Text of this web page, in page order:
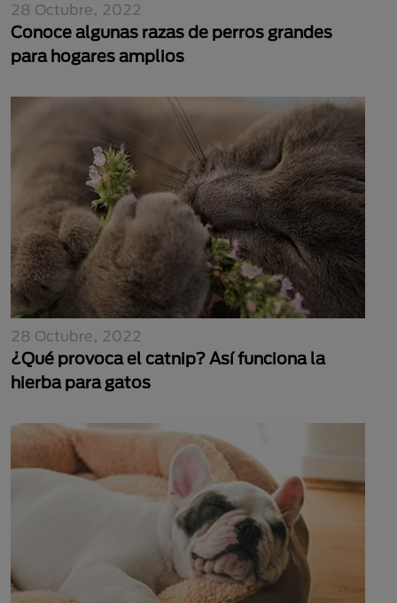
28 Octubre, 2022
Conoce algunas razas de perros grandes
para hogares amplios
28 Octubre, 2022
¿Qué provoca el catnip? Así funciona la
hierba para gatos